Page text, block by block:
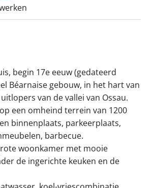
begin 17e eeuw (gedateerd
Béarnaise gebouw, in het hart van
van de vallei van Ossau.
een omheind terrein van 1200
binnenplaats, parkeerplaats,
barbecue.
woonkamer met mooie
de ingerichte keuken en de